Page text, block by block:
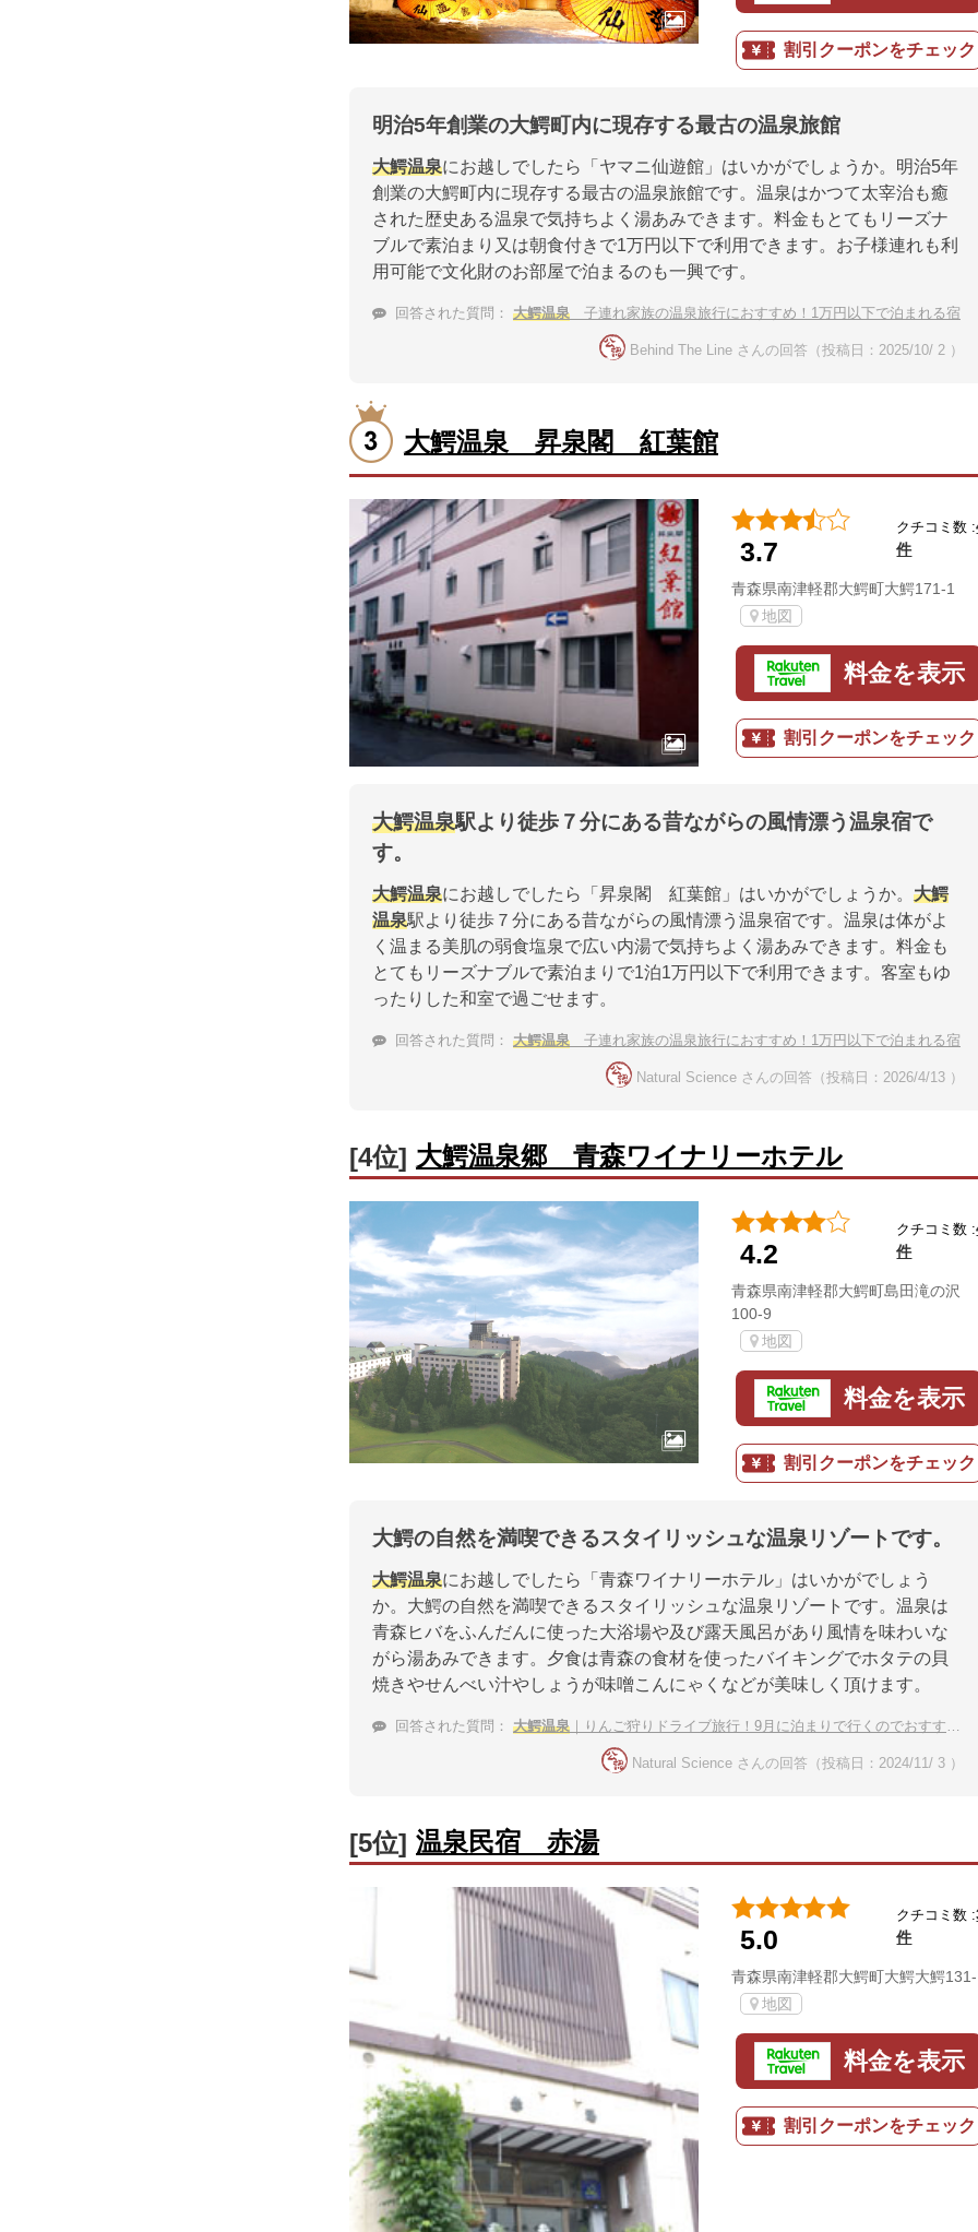
割引クーポンをチェック
明治5年創業の大鰐町内に現存する最古の温泉旅館
大鰐温泉にお越しでしたら「ヤマニ仙遊館」はいかがでしょうか。明治5年
創業の大鰐町内に現存する最古の温泉旅館です。温泉はかつて太宰治も癒
された歴史ある温泉で気持ちよく湯あみできます。料金もとてもリーズナ
ブルで素泊まり又は朝食付きで1万円以下で利用できます。お子様連れも利
用可能で文化財のお部屋で泊まるのも一興です。
回答された質問： 大鰐温泉 子連れ家族の温泉旅行におすすめ！1万円以下で泊まれる宿
Behind The Line さんの回答（投稿日：2025/10/ 2 ）
大鰐温泉 昇泉閣 紅葉館
3.7
クチコミ数 :
件
青森県南津軽郡大鰐町大鰐171-1
地図
料金を表示
割引クーポンをチェック
大鰐温泉駅より徒歩７分にある昔ながらの風情漂う温泉宿で
す。
大鰐温泉にお越しでしたら「昇泉閣 紅葉館」はいかがでしょうか。 大鰐
温泉駅より徒歩７分にある昔ながらの風情漂う温泉宿です。温泉は体がよ
く温まる美肌の弱食塩泉で広い内湯で気持ちよく湯あみできます。料金も
とてもリーズナブルで素泊まりで1泊1万円以下で利用できます。客室もゆ
ったりした和室で過ごせます。
回答された質問： 大鰐温泉 子連れ家族の温泉旅行におすすめ！1万円以下で泊まれる宿
Natural Science さんの回答（投稿日：2026/4/13 ）
[4位] 大鰐温泉郷 青森ワイナリーホテル
4.2
クチコミ数 :
件
青森県南津軽郡大鰐町島田滝の沢
100-9
地図
料金を表示
割引クーポンをチェック
大鰐の自然を満喫できるスタイリッシュな温泉リゾートです。
大鰐温泉にお越しでしたら「青森ワイナリーホテル」はいかがでしょう
か。大鰐の自然を満喫できるスタイリッシュな温泉リゾートです。温泉は
青森ヒバをふんだんに使った大浴場や及び露天風呂があり風情を味わいな
がら湯あみできます。夕食は青森の食材を使ったバイキングでホタテの貝
焼きやせんべい汁やしょうが味噌こんにゃくなどが美味しく頂けます。
回答された質問： 大鰐温泉 ｜りんご狩りドライブ旅行！9月に泊まりで行くのでおすすめ宿を教えて！
Natural Science さんの回答（投稿日：2024/11/ 3 ）
[5位] 温泉民宿 赤湯
5.0
クチコミ数 :
件
青森県南津軽郡大鰐町大鰐大鰐
地図
料金を表示
割引クーポンをチェック